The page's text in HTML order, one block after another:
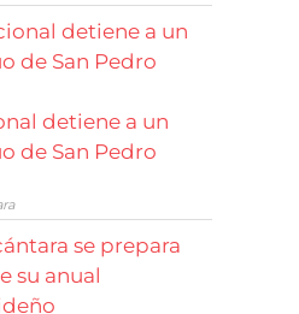
detiene a un
de San Pedro